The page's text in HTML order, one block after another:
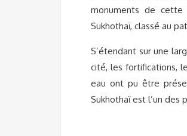
monuments de
Sukhothaï, classé au
S’étendant sur une
cité, les fortifications,
eau ont pu être
Sukhothaï est l’un des